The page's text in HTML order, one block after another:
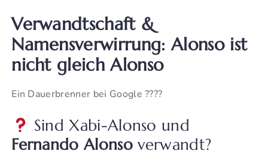
Verwandtschaft &
Namensverwirrung: Alonso ist
nicht gleich Alonso
Ein Dauerbrenner bei Google ????
Sind Xabi-Alonso und
Fernando Alonso verwandt?